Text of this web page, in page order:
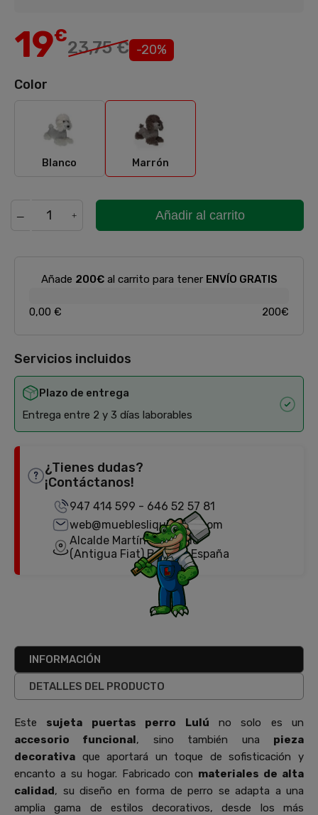
19€
23,75 € -20%
Color
Blanco
Blanco
Marrón
Marrón
Añadir al carrito
Añade 200€al carrito para tener ENVÍO GRATIS
0,00 € 200€
Servicios incluidos
Plazo de entrega
Entrega entre 2 y 3 días laborables
¿Tienes dudas?
¡Contáctanos!
947 414 599 - 646 52 57 81
web@mueblesliquidator.com
Alcalde Martín Cobos, 18
(Antigua Fiat) Burgos, España
INFORMACIÓN
DETALLES DEL PRODUCTO
Este sujeta puertas perro Lulú no solo es un
accesorio funcional, sino también una pieza
decorativa que aportará un toque de sofisticación y
encanto a su hogar. Fabricado con materiales de alta
calidad, su diseño en forma de perro se adapta a una
amplia gama de estilos decorativos, desde los más